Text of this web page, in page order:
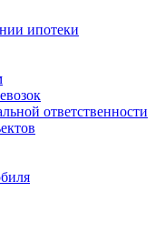
ипотеки
ответственности